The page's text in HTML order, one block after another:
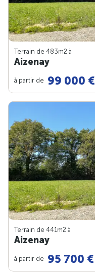
Terrain de 483m2 à
Aizenay
à partir de 99 000 €
Terrain de 441m2 à
Aizenay
à partir de 95 700 €